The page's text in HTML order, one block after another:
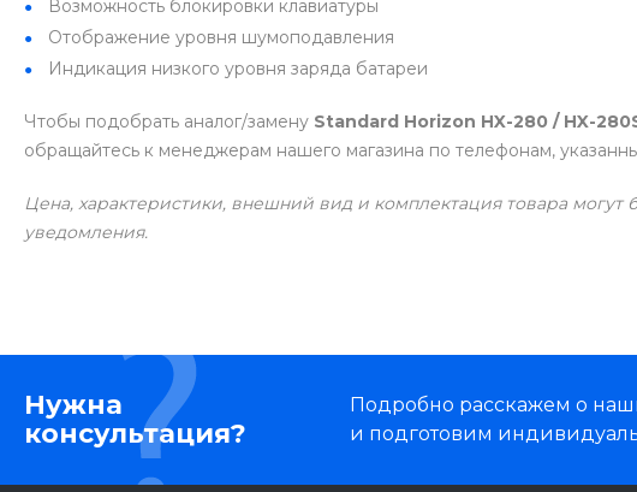
Возможность блокировки клавиатуры
Отображение уровня шумоподавления
Индикация низкого уровня заряда батареи
Чтобы подобрать аналог/замену Standard Horizon HX-280 / HX-
обращайтесь к менеджерам нашего магазина по телефонам,
Цена, характеристики, внешний вид и комплектация товара могут
уведомления.
Нужна
консультация?
Подробно расскажем о
и подготовим